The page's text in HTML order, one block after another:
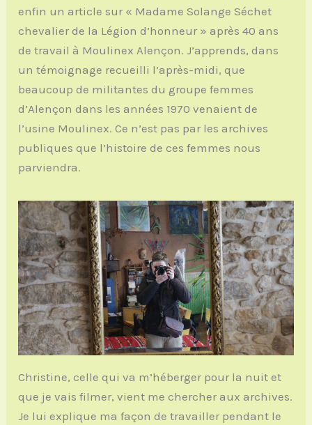
enfin un article sur « Madame Solange Séchet
chevalier de la Légion d’honneur » après 40 ans
de travail à Moulinex Alençon. J’apprends, dans
un témoignage recueilli l’après-midi, que
beaucoup de militantes du groupe femmes
d’Alençon dans les années 1970 venaient de
l’usine Moulinex. Ce n’est pas par les archives
publiques que l’histoire de ces femmes nous
parviendra.
Christine, celle qui va m’héberger pour la nuit et
que je vais filmer, vient me chercher aux archives.
Je lui explique ma façon de travailler pendant le